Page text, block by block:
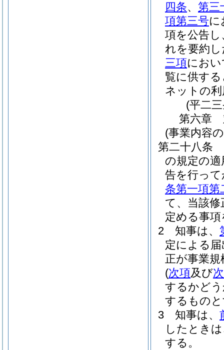
四条、 第三
項第三号に
項を公告
れを要約
三項にお
覧に供す
ネットの
(平二
第六章
(事業内容
第二十八条
の規定の
告を行っ
条第一項第
て、当該
定める事
2
知事は、
定による
正が事業
(次項及び
するかど
するもの
3
知事は、
したとき
する。